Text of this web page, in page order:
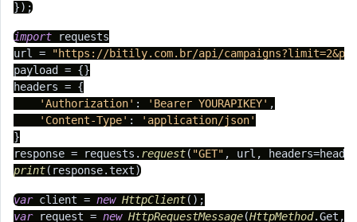
});
import requests
url =
"https://bitily.com.br/api/
payload = {}
headers = {
'Authorization' : 'Bearer YOURAPIKEY' ,
'Content-Type' :
'application/json'
}
response = requests. request( "GET"
print(response.text
var client = new HttpClient
var request = new HttpRequestMessage(HttpMethod.Get ,